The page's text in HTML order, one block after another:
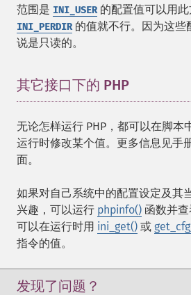
范围是 INI_USER的配置值可以用此
INI_PERDIR的值就不行。因为这些
说是只读的。
其它接口下的 PHP
无论怎样运行 PHP，都可以在脚本
运行时修改某个值。更多信息见手
面。
如果对自己系统中的配置设定及其
兴趣，可以运行 phpinfo() 函数并
可以在运行时用 ini_get() 或
指令的值。
发现了问题？